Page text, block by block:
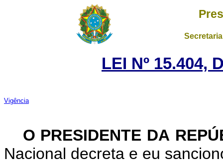
LEI Nº 15.404,
Vigência
O PRESIDENTE DA
Nacional decreta e eu